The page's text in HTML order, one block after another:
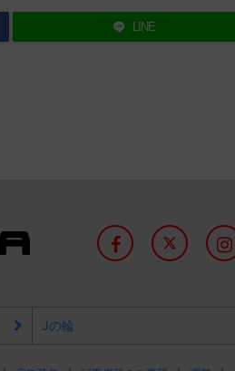
LINE
Jの輪